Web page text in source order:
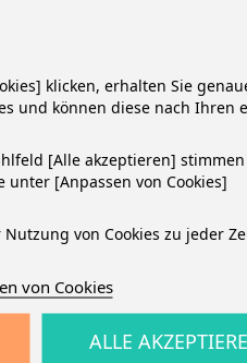
Tonzeichenpapierblock
G/m² · DIN A3 · 10
Blatt In 10...
Tonzeichenpapierblock
klicken, erhalten Sie
und können diese nach Ihren
[Alle akzeptieren]
unter [Anpassen von Cookies]
von Cookies zu jeder
von Cookies
ALLE